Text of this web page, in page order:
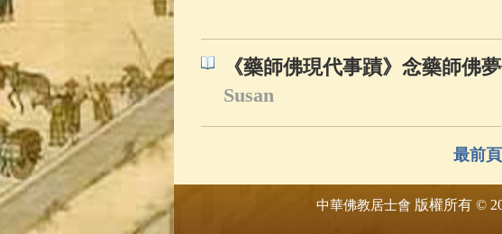
《藥師佛現代事蹟》念藥師佛
Susan
最前頁
中華佛教居士會 版權所有 ©